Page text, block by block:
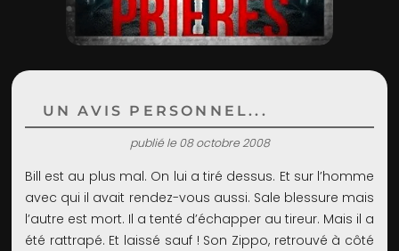
UN AVIS PERSONNEL...
publié le 08 octobre 2008
Bill est au plus mal. On lui a tiré dessus. Et sur l’homme
avec qui il avait rendez-vous aussi. Sale blessure mais
l’autre est mort. Il a tenté d’échapper au tireur. Mais il a
été rattrapé. Et laissé sauf ! Son Zippo, retrouvé à côté